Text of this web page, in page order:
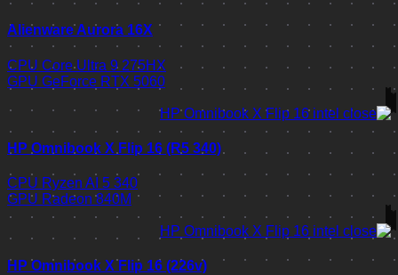
Alienware Aurora 16X
CPU Core Ultra 9 275HX
GPU GeForce RTX 5060
HP Omnibook X Flip 16 (R5 340)
CPU Ryzen AI 5 340
GPU Radeon 840M
HP Omnibook X Flip 16 (226v)